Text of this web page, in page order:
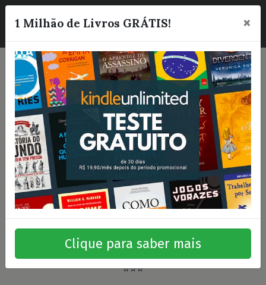
☰
⭐⭐⭐
1 Milhão de Livros GRÁTIS! ×
Clique para saber mais